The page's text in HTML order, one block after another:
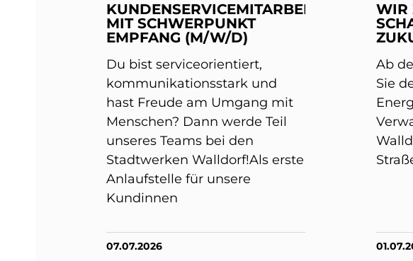
KUNDENSERVICEMITARBEITER
MIT SCHWERPUNKT
EMPFANG (M/W/D)
Du bist serviceorientiert,
kommunikationsstark und
hast Freude am Umgang mit
Menschen? Dann werde Teil
unseres Teams bei den
Stadtwerken Walldorf!Als erste
Anlaufstelle für unsere
Kundinnen
07.07.2026
WIR
Ab
Sie